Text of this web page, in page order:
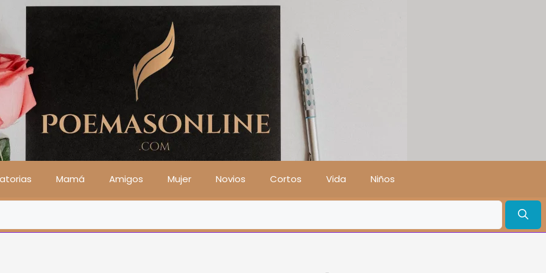
Mamá Amigos Mujer Novios Cortos Vida Niños